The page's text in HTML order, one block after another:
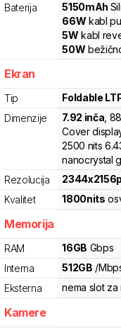
Baterija
5150mAh
66W kabl
5W kabl
50W
Ekran
Tip Foldable
Dimenzije
7.92 inča ,
Cover
2500 nits
nanocrystal
Rezolucija
2344x2156
Kvalitet
1800nits
Memorija
RAM 16GB Gbps
Interna
512GB /
Eksterna
nema slot za
Kamere